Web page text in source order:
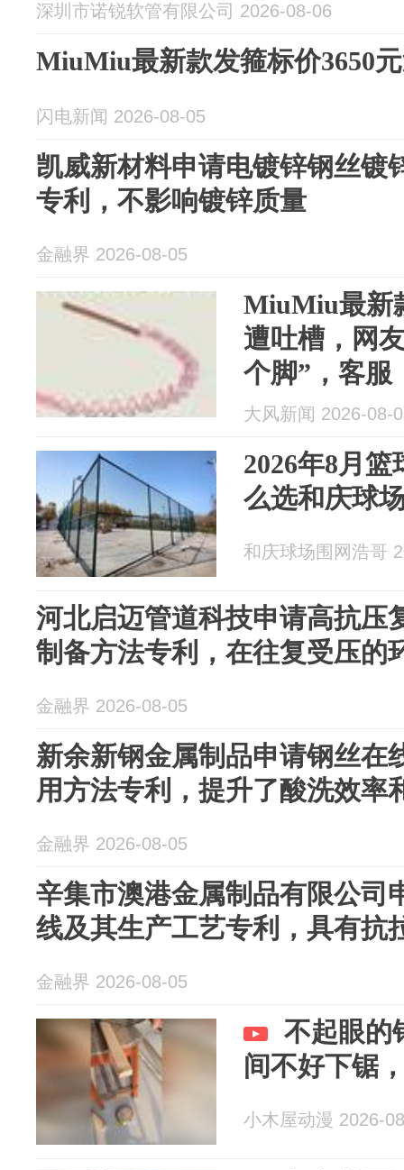
深圳市诺锐软管有限公司 2026-08-06
MiuMiu最新款发箍标价3650
闪电新闻 2026-08-05
凯威新材料申请电镀锌钢丝镀
专利，不影响镀锌质量
金融界 2026-08-05
MiuMiu最新
遭吐槽，网
个脚”，客服
感与创意，
大风新闻 2026-08-
2026年8月
么选和庆球
和庆球场围网浩哥
河北启迈管道科技申请高抗压
制备方法专利，在往复受压的
金融界 2026-08-05
新余新钢金属制品申请钢丝在
用方法专利，提升了酸洗效率
金融界 2026-08-05
辛集市澳港金属制品有限公司
线及其生产工艺专利，具有抗
金融界 2026-08-05
不起眼的
间不好下锯
小木屋动漫 2026-